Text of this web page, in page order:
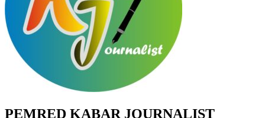
PEMRED KABAR JOURNALIST